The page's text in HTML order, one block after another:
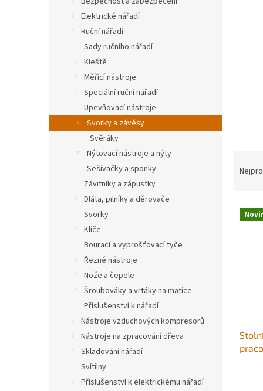
Elektrické nářadí
Ruční nářadí
Sady ručního nářadí
Kleště
Měřící nástroje
Speciální ruční nářadí
Upevňovací nástroje
Svorky a závěsy
Svěráky
Nýtovací nástroje a nýty
Sešívačky a sponky
Závitníky a zápustky
Dláta, pilníky a děrovače
Svorky
Klíče
Bourací a vyprošťovací tyče
Řezné nástroje
Nože a čepele
Šroubováky a vrtáky na matice
Příslušenství k nářadí
Nástroje vzduchových kompresorů
Nástroje na zpracování dřeva
Skladování nářadí
Svítilny
Příslušenství k elektrickému nářadí
nV
pro